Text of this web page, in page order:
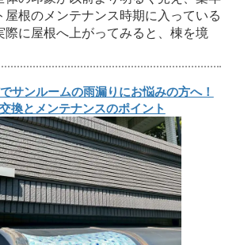
屋根のメンテナンス時期に入っている
際に屋根へ上がってみると、棟を境
サンルームの雨漏りにお悩みの方へ！
換とメンテナンスのポイント